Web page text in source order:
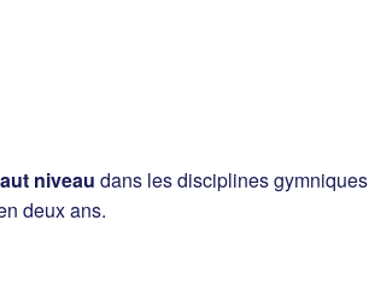
niveau dans les disciplines gymniques
deux ans.